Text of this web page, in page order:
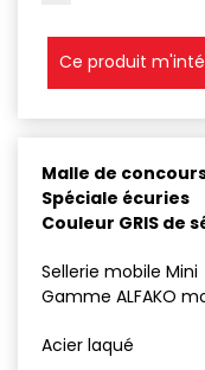
Ce produit
Malle de
Spéciale écuries
Couleur GRIS de
Sellerie mobile Mini
Gamme ALFAKO
Acier laqué